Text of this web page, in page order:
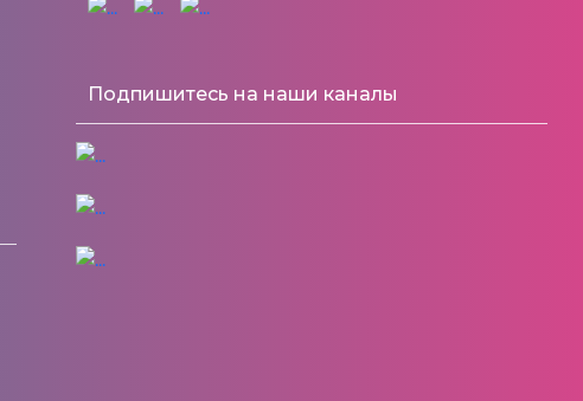
Подпишитесь на наши каналы